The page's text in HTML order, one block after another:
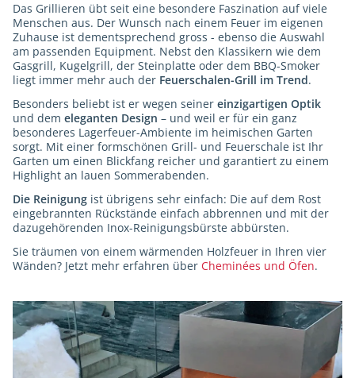
Das Grillieren übt seit eine besondere Faszination auf viele
Menschen aus. Der Wunsch nach einem Feuer im eigenen
Zuhause ist dementsprechend gross - ebenso die Auswahl
am passenden Equipment. Nebst den Klassikern wie dem
Gasgrill, Kugelgrill, der Steinplatte oder dem BBQ-Smoker
liegt immer mehr auch der Feuerschalen-Grill im Trend.
Besonders beliebt ist er wegen seiner einzigartigen Optik
und dem eleganten Design – und weil er für ein ganz
besonderes Lagerfeuer-Ambiente im heimischen Garten
sorgt. Mit einer formschönen Grill- und Feuerschale ist Ihr
Garten um einen Blickfang reicher und garantiert zu einem
Highlight an lauen Sommerabenden.
Die Reinigung ist übrigens sehr einfach: Die auf dem Rost
eingebrannten Rückstände einfach abbrennen und mit der
dazugehörenden Inox-Reinigungsbürste abbürsten.
Sie träumen von einem wärmenden Holzfeuer in Ihren vier
Wänden? Jetzt mehr erfahren über Cheminées und Öfen.